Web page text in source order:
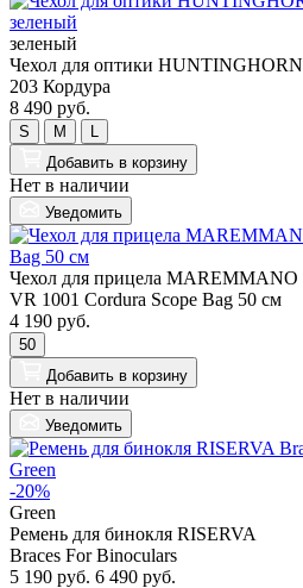
зеленый
Чехол для оптики HUNTINGHORN
203 Кордура
8 490 руб.
S M
Добавить в корзину
Нет в наличии
Уведомить
Чехол для прицела MAREMMANO
VR 1001 Cordura Scope Bag 50 см
4 190 руб.
50
Добавить в корзину
Нет в наличии
Уведомить
-20%
Green
Ремень для бинокля RISERVA
Braces For Binoculars
5 190 руб. 6 490 руб.